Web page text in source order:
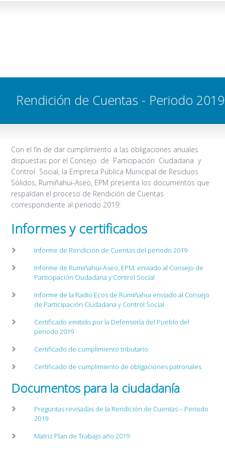
Rendición de Cuentas - Periodo 2019
Con el fin de dar cumplimiento a las obligaciones anuales
dispuestas por el Consejo de Participación Ciudadana y
Control Social, la Empresa Pública Municipal de Residuos
Sólidos, Rumiñahui-Aseo, EPM presenta los documentos que
respaldan el proceso de Rendición de Cuentas
correspondiente al periodo 2019:
Informes y certificados
Informe de Rendición de Cuentas del periodo 2019
Informe de Rumiñahui-Aseo, EPM, enviado al Consejo de
Participación Ciudadana y Control Social
Informe de la Radio Ecos de Rumiñahui enviado al Consejo
de Participación Ciudadana y Control Social
Certificado emitido por la Defensoría del Pueblo del
periodo 2019
Certificado de cumplimiento tributario
Certificado de cumplimiento de obligaciones patronales
Documentos para la ciudadanía
Preguntas revisadas de la Rendición de Cuentas – Periodo
2019
Matriz Plan de Trabajo año 2019